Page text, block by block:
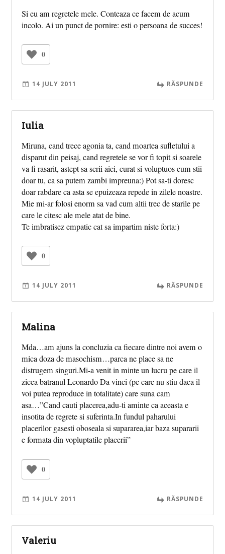
Si eu am regretele mele. Conteaza ce facem de acum
incolo. Ai un punct de pornire: esti o persoana de succes!
0
14 JULY 2011 RĂSPUNDE
Iulia
Miruna, cand trece agonia ta, cand moartea sufletului a
disparut din peisaj, cand regretele se vor fi topit si soarele
va fi rasarit, astept sa scrii aici, curat si voluptuos cum stii
doar tu, ca sa putem zambi impreuna:) Pot sa-ti doresc
doar rabdare ca asta se epuizeaza repede in zilele noastre.
Mie mi-ar folosi enorm sa vad cum altii trec de starile pe
care le citesc ale mele atat de bine.
Te imbratisez empatic cat sa impartim niste forta:)
0
14 JULY 2011 RĂSPUNDE
Malina
Mda…am ajuns la concluzia ca fiecare dintre noi avem o
mica doza de masochism…parca ne place sa ne
distrugem singuri.Mi-a venit in minte un lucru pe care il
zicea batranul Leonardo Da vinci (pe care nu stiu daca il
voi putea reproduce in totalitate) care suna cam
asa…”Cand cauti placerea,adu-ti aminte ca aceasta e
insotita de regrete si suferinta.In fundul paharului
placerilor gasesti oboseala si supararea,iar baza supararii
e formata din vopluptatile placerii”
0
14 JULY 2011 RĂSPUNDE
Valeriu